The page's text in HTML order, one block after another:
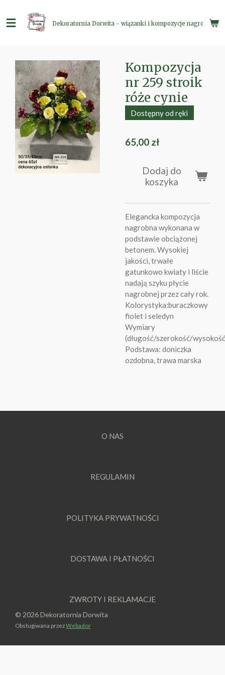
do
głównej
Dekoratornia Dorwita - wiązanki i kompozycje nagrobne
Kompozycja
nr 259 stroik
róże cynie
Dostępny od ręki
65,00 zł
Dodaj do
koszyka
Elegancka kompozycja
nagrobna wykonana w
podstawie obciążonej
betonem. Wysokiej
jakości, trwałe
gatunkowo kwiaty i liście
nadają szyku płycie
nagrobnej przez cały rok.
Kolorystyka:buraczkowy
fiolet i seledyn
Wymiary
(długość/szerokość/
Podstawa: doniczka
ozdobna, trawa marska
O NAS
REGULAMIN
POLITYKA PRYWATNOŚCI
DOSTAWA I PŁATNOŚCI
ZWROTY I REKLAMACJE
© 2026 Dekoratornia Dorwita
Obsługiwana przezWebador